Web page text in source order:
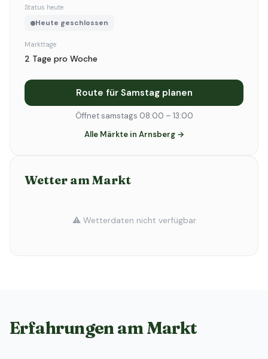
Status heute
Heute geschlossen
Markttage
2 Tage pro Woche
Route für Samstag planen
Öffnet samstags 08:00 – 13:00
Alle Märkte in Arnsberg →
Wetter am Markt
⚠️ Wetterdaten nicht verfügbar
Erfahrungen am Markt